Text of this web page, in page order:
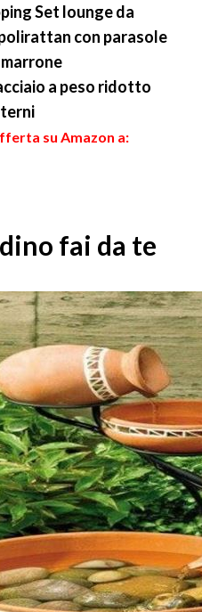
Set lounge da
con parasole
a peso ridotto
su Amazon a:
fai da te